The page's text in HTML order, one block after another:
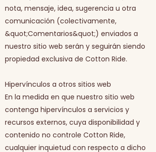
nota, mensaje, idea, sugerencia u otra
comunicación (colectivamente,
&quot;Comentarios&quot;) enviados a
nuestro sitio web serán y seguirán siendo
propiedad exclusiva de Cotton Ride.
Hipervínculos a otros sitios web
En la medida en que nuestro sitio web
contenga hipervínculos a servicios y
recursos externos, cuya disponibilidad y
contenido no controle Cotton Ride,
cualquier inquietud con respecto a dicho